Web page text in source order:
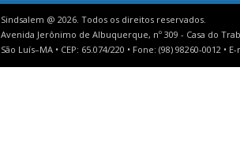
Sindsalem @ 2026. Todos os direitos reservados.
Avenida Jerônimo de Albuquerque, nº 309 - Casa do
São Luís–MA • CEP: 65.074/220 • Fone: (98) 98260-0012